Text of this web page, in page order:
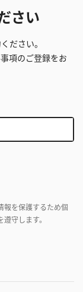
さい
ださい。
項のご登録をお
報を保護するため個
守します。